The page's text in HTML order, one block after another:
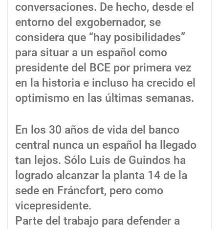
conversaciones. De hecho, desde el
entorno del exgobernador, se
considera que “hay posibilidades”
para situar a un español como
presidente del BCE por primera vez
en la historia e incluso ha crecido el
optimismo en las últimas semanas.
En los 30 años de vida del banco
central nunca un español ha llegado
tan lejos. Sólo Luis de Guindos ha
logrado alcanzar la planta 14 de la
sede en Fráncfort, pero como
vicepresidente.
Parte del trabajo para defender a